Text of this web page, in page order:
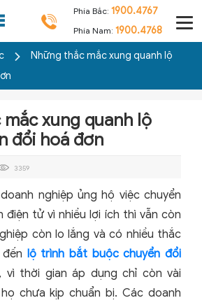
Phía Bắc: 1900.4767
Phía Nam: 1900.4768
Những thắc mắc xung quanh lộ
xung quanh lộ
đổi hoá đơn
3359
nghiệp ủng hộ việc chuyển
điện tử vì nhiều lợi ích thì vẫn còn
còn lo lắng và có nhiều thắc
lộ trình bắt buộc chuyển đổi
vì thời gian áp dụng chỉ còn vài
chưa kịp chuẩn bị. Các doanh